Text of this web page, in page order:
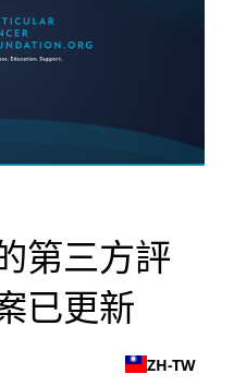
第三方評
已更新
ZH-TW